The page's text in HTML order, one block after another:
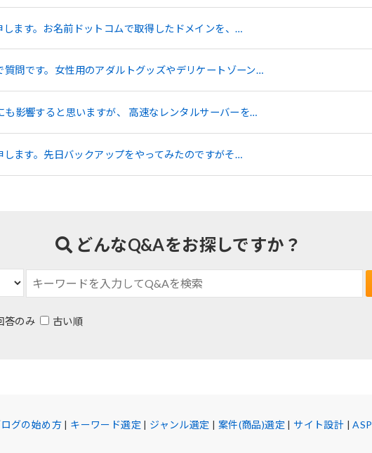
ます。お名前ドットコムで取得したドメインを、…
質問です。女性用のアダルトグッズやデリケートゾーン…
も影響すると思いますが、 高速なレンタルサーバーを…
ます。先日バックアップをやってみたのですがそ…
どんなQ&Aをお探しですか？
答のみ 古い順
グの始め方 | キーワード選定 | ジャンル選定 | 案件(商品)選定 | サイト設計 |ASP